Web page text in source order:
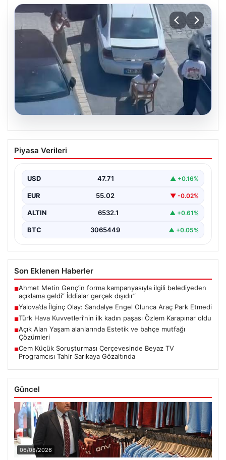
05.08.2026
Yalova’da İlginç Olay: Sandalye Engel
Olunca Araç Park Etmedi
gerçekleşen bu ilginç olay, bölge sakinlerinin ve
çevredekilerin…
Piyasa Verileri
USD 47.71 ▲ +0.16%
EUR 55.02 ▼ -0.02%
ALTIN 6532.1 ▲ +0.61%
BTC 3065449 ▲ +0.05%
Son Eklenen Haberler
■Ahmet Metin Genç’in forma kampanyasıyla ilgili belediyeden
açıklama geldi” İddialar gerçek dışıdır”
■Yalova’da İlginç Olay: Sandalye Engel Olunca Araç Park Etmedi
■Türk Hava Kuvvetleri’nin ilk kadın paşası Özlem Karapınar oldu
■Açık Alan Yaşam alanlarında Estetik ve bahçe mutfağı
Çözümleri
■Cem Küçük Soruşturması Çerçevesinde Beyaz TV
Programcısı Tahir Sarıkaya Gözaltında
Güncel
06/08/2026